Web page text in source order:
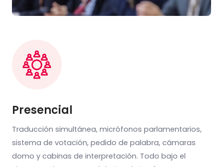
Presencial
Traducción simultánea, micrófonos parlamentarios,
sistema de votación, pedido de palabra, cámaras
domo y cabinas de interpretación. Todo bajo el